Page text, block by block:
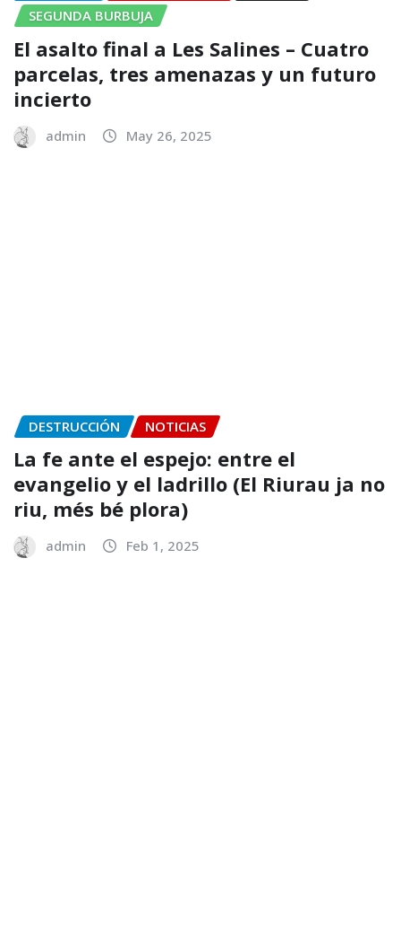
SEGUNDA BURBUJA
El asalto final a Les Salines – Cuatro
parcelas, tres amenazas y un futuro
incierto
admin May 26, 2025
DESTRUCCIÓN NOTICIAS
La fe ante el espejo: entre el
evangelio y el ladrillo (El Riurau ja no
riu, més bé plora)
admin Feb 1, 2025